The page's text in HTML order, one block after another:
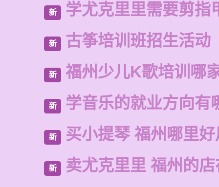
新 学尤克里里需要剪指
新 古筝培训班招生活动
新 福州少儿K歌培训哪
新 学音乐的就业方向有
新 买小提琴 福州哪里好
新 卖尤克里里 福州的